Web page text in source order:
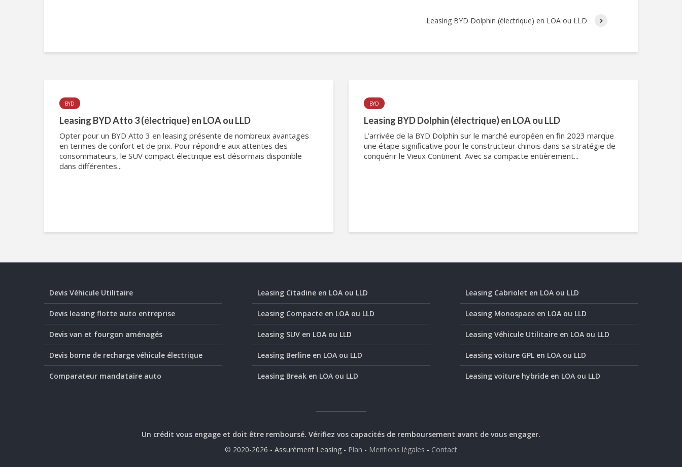
Leasing BYD Dolphin (électrique) en LOA ou LLD
BYD
Leasing BYD Atto 3 (électrique) en LOA ou LLD
Opter pour un BYD Atto 3 en leasing présente de nombreux avantages
en termes de confort et de prix. Pour répondre aux attentes des
consommateurs, le SUV compact électrique est désormais disponible
dans différentes...
BYD
Leasing BYD Dolphin (électrique) en LOA ou LLD
L’arrivée de la BYD Dolphin sur le marché européen en fin 2023 marque
une étape significative pour le constructeur chinois dans sa stratégie de
conquérir le Vieux Continent. Avec sa compacte entièrement...
Devis Véhicule Utilitaire
Devis leasing flotte auto entreprise
Devis van et fourgon aménagés
Devis borne de recharge véhicule électrique
Comparateur mandataire auto
Leasing Citadine en LOA ou LLD
Leasing Compacte en LOA ou LLD
Leasing SUV en LOA ou LLD
Leasing Berline en LOA ou LLD
Leasing Break en LOA ou LLD
Leasing Cabriolet en LOA ou LLD
Leasing Monospace en LOA ou LLD
Leasing Véhicule Utilitaire en LOA ou LLD
Leasing voiture GPL en LOA ou LLD
Leasing voiture hybride en LOA ou LLD
Un crédit vous engage et doit être remboursé. Vérifiez vos capacités de remboursement avant de vous engager.
© 2020-2026 - Assurément Leasing - Plan - Mentions légales - Contact